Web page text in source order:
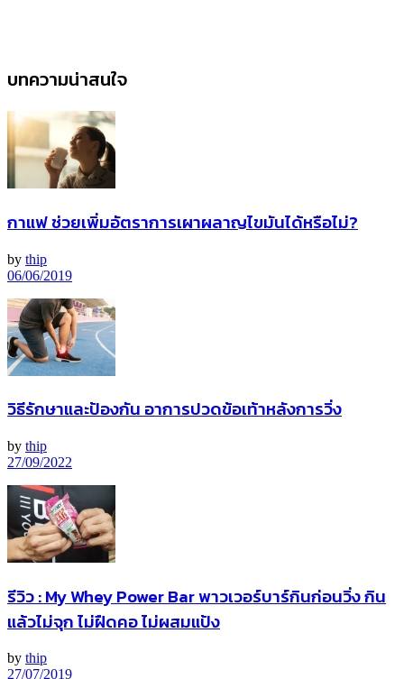
บทความน่าสนใจ
กาแฟ ช่วยเพิ่มอัตราการเผาผลาญไขมันได้หรือไม่?
by thip
06/06/2019
วิธีรักษาและป้องกัน อาการปวดข้อเท้าหลังการวิ่ง
by thip
27/09/2022
รีวิว : My Whey Power Bar พาวเวอร์บาร์กินก่อนวิ่ง กิน
แล้วไม่จุก ไม่ฝืดคอ ไม่ผสมแป้ง
by thip
27/07/2019